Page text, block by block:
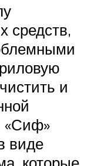
средств,
и
«Сиф»
виде